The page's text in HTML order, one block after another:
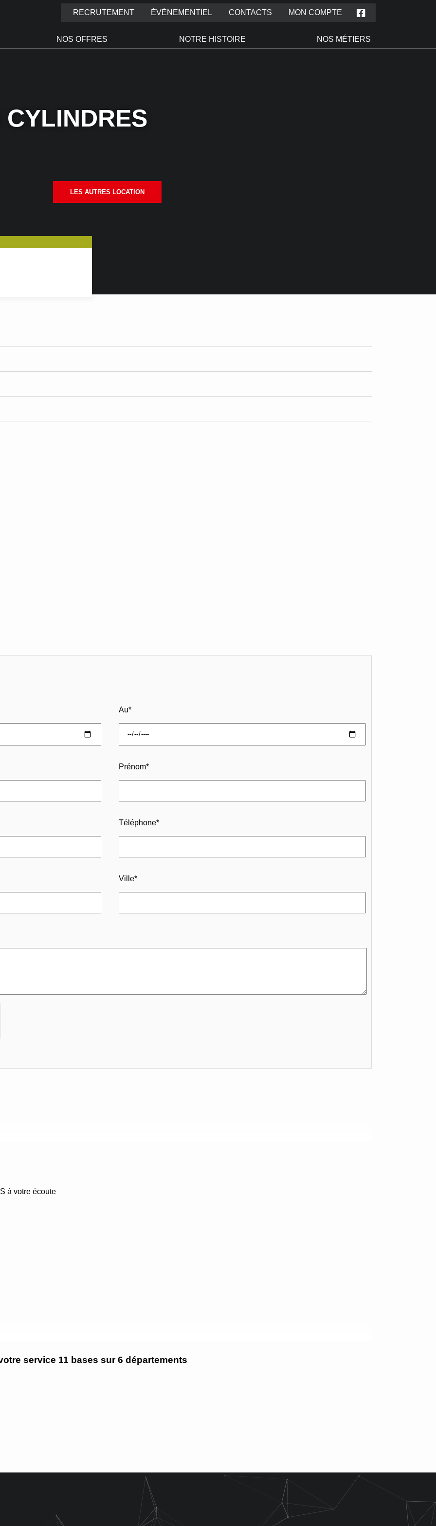
RECRUTEMENT ÉVÉNEMENTIEL CONTACTS MON COMPTE
NOS OFFRES NOTRE HISTOIRE NOS MÉTIERS
LES AUTRES LOCATION
Au*
Prénom*
Téléphone*
Ville*
à votre écoute
service 11 bases sur 6 départements